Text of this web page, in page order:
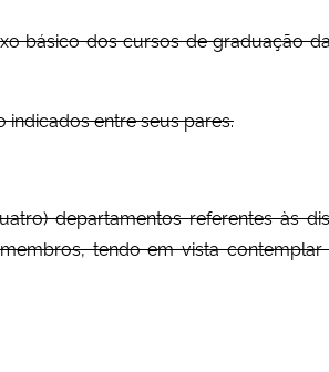
básico dos cursos de graduação
indicados entre seus pares.
departamentos referentes às
tendo em vista